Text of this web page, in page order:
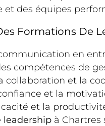
et des équipes
Formations De
en
compétences de
collaboration et la
et la
et la
leadership à Chartres